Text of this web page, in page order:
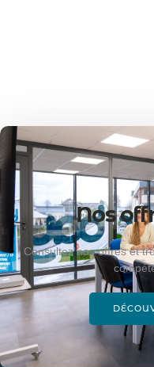
Nos
Consultez nos offres et